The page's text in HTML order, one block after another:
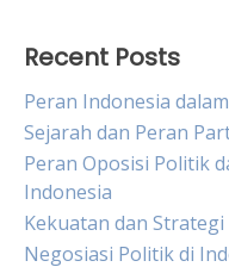
Recent Posts
Peran Indonesia
Sejarah dan Peran
Peran Oposisi Politik
Indonesia
Kekuatan dan
Negosiasi Politik di